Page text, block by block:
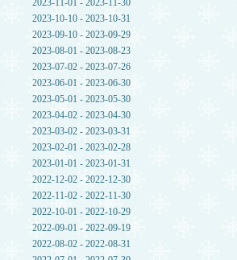
2023-11-01 - 2023-11-30
2023-10-10 - 2023-10-31
2023-09-10 - 2023-09-29
2023-08-01 - 2023-08-23
2023-07-02 - 2023-07-26
2023-06-01 - 2023-06-30
2023-05-01 - 2023-05-30
2023-04-02 - 2023-04-30
2023-03-02 - 2023-03-31
2023-02-01 - 2023-02-28
2023-01-01 - 2023-01-31
2022-12-02 - 2022-12-30
2022-11-02 - 2022-11-30
2022-10-01 - 2022-10-29
2022-09-01 - 2022-09-19
2022-08-02 - 2022-08-31